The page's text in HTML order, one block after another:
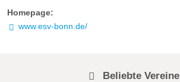
Homepage:
www.esv-bonn.de/
Beliebte Vereine